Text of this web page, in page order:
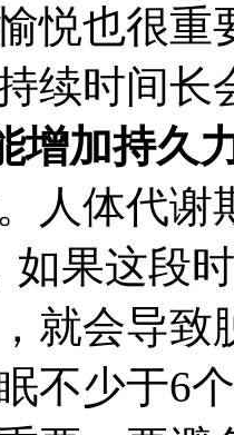
悦也很
续时间长
增加持久
人体代谢
如果这段
就会导致
不少于6